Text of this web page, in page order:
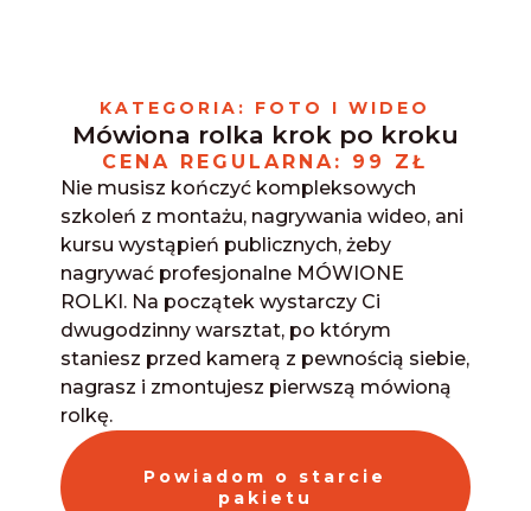
KATEGORIA: FOTO I WIDEO
Mówiona rolka krok po kroku
CENA REGULARNA: 99 ZŁ
Nie musisz kończyć kompleksowych
szkoleń z montażu, nagrywania wideo, ani
kursu wystąpień publicznych, żeby
nagrywać profesjonalne MÓWIONE
ROLKI. Na początek wystarczy Ci
dwugodzinny warsztat, po którym
staniesz przed kamerą z pewnością siebie,
nagrasz i zmontujesz pierwszą mówioną
rolkę.
Powiadom o starcie
pakietu